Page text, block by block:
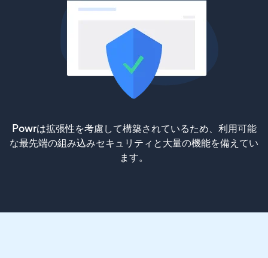
Powrは拡張性を考慮して構築されているため、利用可能
な最先端の組み込みセキュリティと大量の機能を備えてい
ます。